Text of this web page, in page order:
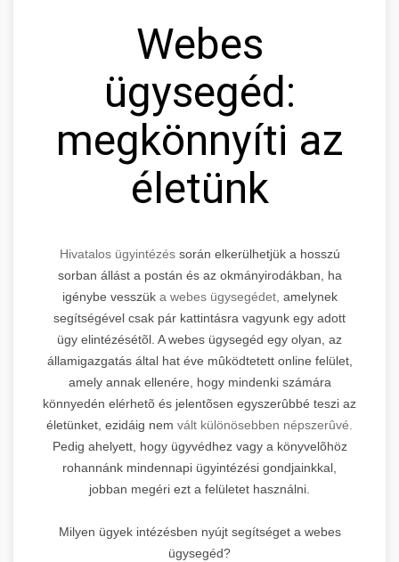
Webes
ügysegéd:
megkönnyíti az
életünk
Hivatalos ügyintézés során elkerülhetjük a hosszú
sorban állást a postán és az okmányirodákban, ha
igénybe vesszük a webes ügysegédet, amelynek
segítségével csak pár kattintásra vagyunk egy adott
ügy elintézésétõl. A webes ügysegéd egy olyan, az
államigazgatás által hat éve mûködtetett online felület,
amely annak ellenére, hogy mindenki számára
könnyedén elérhetõ és jelentõsen egyszerûbbé teszi az
életünket, ezidáig nem vált különösebben népszerûvé.
Pedig ahelyett, hogy ügyvédhez vagy a könyvelõhöz
rohannánk mindennapi ügyintézési gondjainkkal,
jobban megéri ezt a felületet használni.
Milyen ügyek intézésben nyújt segítséget a webes
ügysegéd?